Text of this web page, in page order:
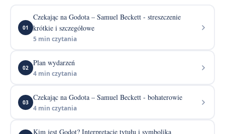
01
Czekając na Godota – Samuel Beckett - streszczenie
krótkie i szczegółowe
5 min czytania
02
Plan wydarzeń
4 min czytania
03
Czekając na Godota – Samuel Beckett - bohaterowie
4 min czytania
Kim jest Godot? Interpretacje tytułu i symbolika